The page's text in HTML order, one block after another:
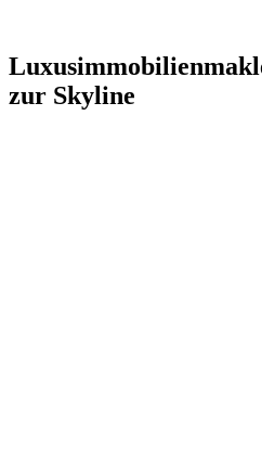
zur Skyline